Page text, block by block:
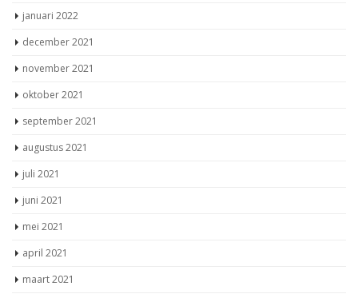
januari 2022
december 2021
november 2021
oktober 2021
september 2021
augustus 2021
juli 2021
juni 2021
mei 2021
april 2021
maart 2021